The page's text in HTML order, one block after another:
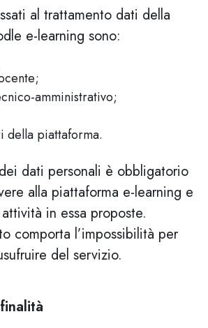
al trattamento dati della
e-learning sono:
amministrativo;
della piattaforma.
dati personali è obbligatorio
alla piattaforma e-learning e
in essa proposte.
comporta l’impossibilità per
del servizio.